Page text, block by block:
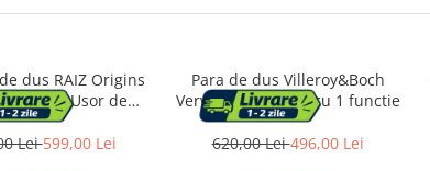
dus RAIZ Origins
functii, Usor de
ridicata, Jet
premium,
Lei599,00 Lei
Para de dus Villeroy&Boch
Verve auriu periat cu 1 functie
620,00 Lei496,00 Lei